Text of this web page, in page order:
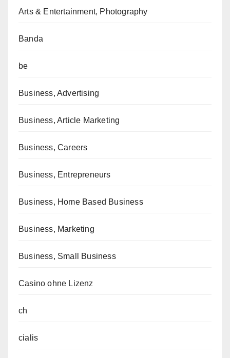
Arts & Entertainment, Photography
Banda
be
Business, Advertising
Business, Article Marketing
Business, Careers
Business, Entrepreneurs
Business, Home Based Business
Business, Marketing
Business, Small Business
Casino ohne Lizenz
ch
cialis